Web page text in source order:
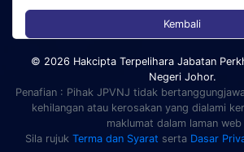
Kembali
© 2026 Hakcipta Terpelihara Jabatan
Negeri Johor.
Penafian : Pihak JPVNJ tidak
kehilangan atau kerosakan yang dialami
maklumat dalam laman web
Sila rujuk Terma dan Syarat serta Dasar